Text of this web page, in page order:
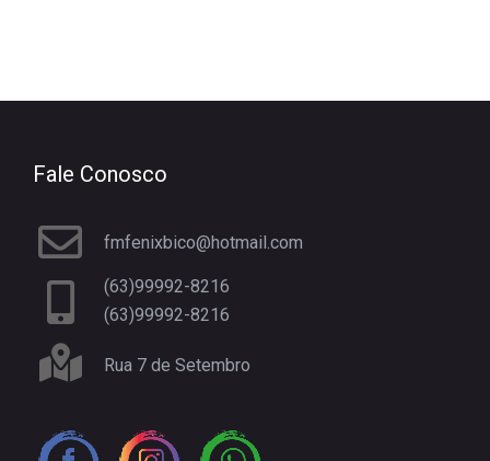
Fale Conosco
fmfenixbico@hotmail.com
(63)99992-8216
(63)99992-8216
Rua 7 de Setembro